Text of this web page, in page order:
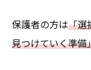
保護者の方は「選
見つけていく準備